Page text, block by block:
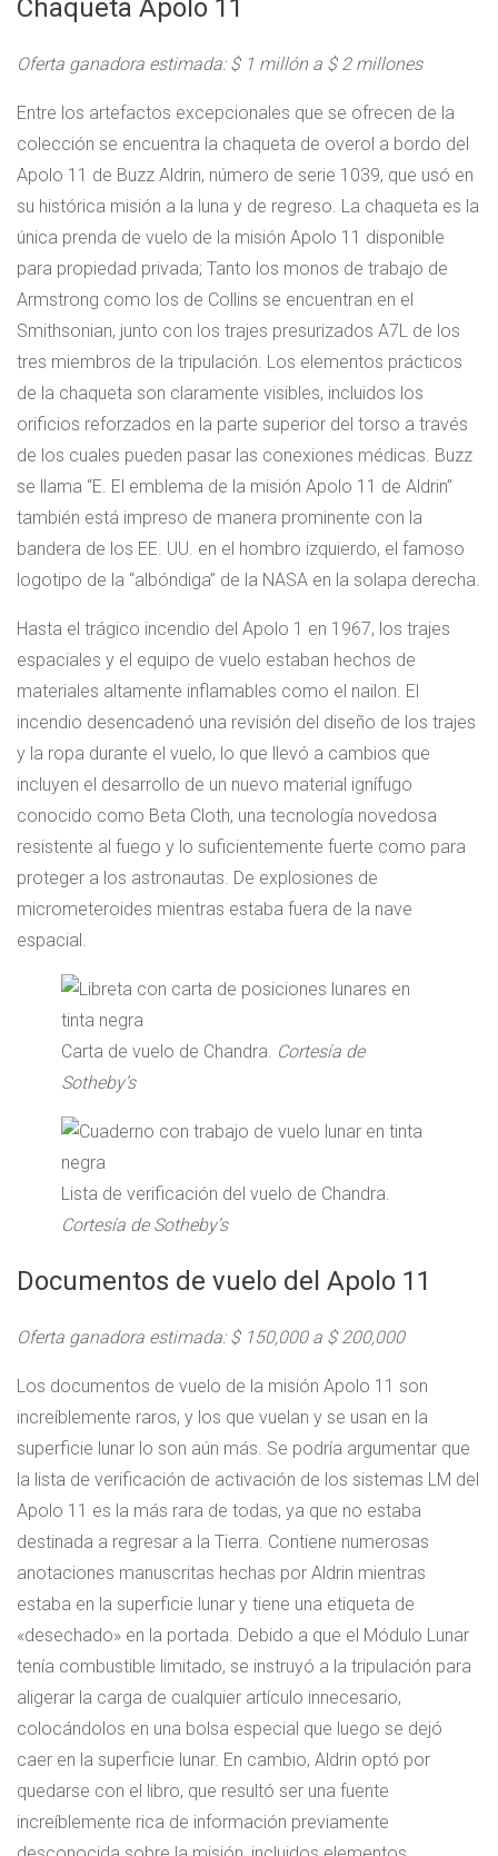
Chaqueta Apolo 11
Oferta ganadora estimada: $ 1 millón a $ 2 millones
Entre los artefactos excepcionales que se ofrecen de la
colección se encuentra la chaqueta de overol a bordo del
Apolo 11 de Buzz Aldrin, número de serie 1039, que usó en
su histórica misión a la luna y de regreso. La chaqueta es la
única prenda de vuelo de la misión Apolo 11 disponible
para propiedad privada; Tanto los monos de trabajo de
Armstrong como los de Collins se encuentran en el
Smithsonian, junto con los trajes presurizados A7L de los
tres miembros de la tripulación. Los elementos prácticos
de la chaqueta son claramente visibles, incluidos los
orificios reforzados en la parte superior del torso a través
de los cuales pueden pasar las conexiones médicas. Buzz
se llama “E. El emblema de la misión Apolo 11 de Aldrin”
también está impreso de manera prominente con la
bandera de los EE. UU. en el hombro izquierdo, el famoso
logotipo de la “albóndiga” de la NASA en la solapa derecha.
Hasta el trágico incendio del Apolo 1 en 1967, los trajes
espaciales y el equipo de vuelo estaban hechos de
materiales altamente inflamables como el nailon. El
incendio desencadenó una revisión del diseño de los trajes
y la ropa durante el vuelo, lo que llevó a cambios que
incluyen el desarrollo de un nuevo material ignífugo
conocido como Beta Cloth, una tecnología novedosa
resistente al fuego y lo suficientemente fuerte como para
proteger a los astronautas. De explosiones de
micrometeroides mientras estaba fuera de la nave
espacial.
Carta de vuelo de Chandra. Cortesía de
Sotheby’s
Lista de verificación del vuelo de Chandra.
Cortesía de Sotheby’s
Documentos de vuelo del Apolo 11
Oferta ganadora estimada: $ 150,000 a $ 200,000
Los documentos de vuelo de la misión Apolo 11 son
increíblemente raros, y los que vuelan y se usan en la
superficie lunar lo son aún más. Se podría argumentar que
la lista de verificación de activación de los sistemas LM del
Apolo 11 es la más rara de todas, ya que no estaba
destinada a regresar a la Tierra. Contiene numerosas
anotaciones manuscritas hechas por Aldrin mientras
estaba en la superficie lunar y tiene una etiqueta de
«desechado» en la portada. Debido a que el Módulo Lunar
tenía combustible limitado, se instruyó a la tripulación para
aligerar la carga de cualquier artículo innecesario,
colocándolos en una bolsa especial que luego se dejó
caer en la superficie lunar. En cambio, Aldrin optó por
quedarse con el libro, que resultó ser una fuente
increíblemente rica de información previamente